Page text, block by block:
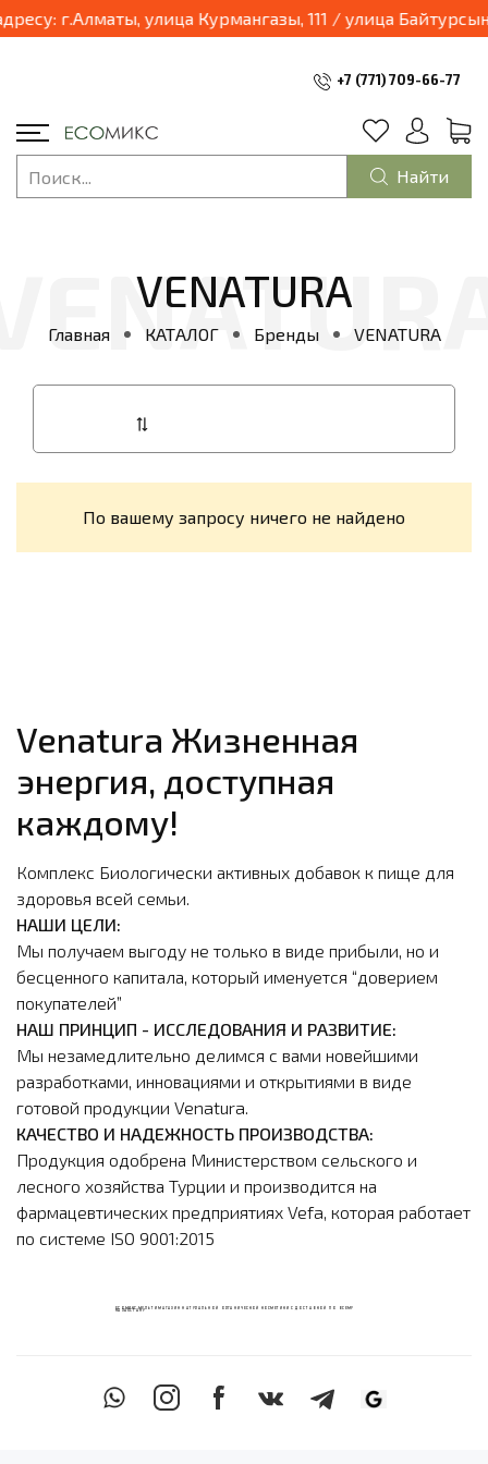
03.04.2025 наш магазин переходит в формат шоурум и будет находиться по
+7 (771) 709-66-77
Найти
VENATURA
Главная КАТАЛОГ Бренды VENATURA
По вашему запросу ничего не найдено
Venatura Жизненная
энергия, доступная
каждому!
Комплекс Биологически активных добавок к пище для
здоровья всей семьи.
НАШИ ЦЕЛИ:
Мы получаем выгоду не только в виде прибыли, но и
бесценного капитала, который именуется “доверием
покупателей”
НАШ ПРИНЦИП - ИССЛЕДОВАНИЯ И РАЗВИТИЕ:
Мы незамедлительно делимся с вами новейшими
разработками, инновациями и открытиями в виде
готовой продукции Venatura.
КАЧЕСТВО И НАДЕЖНОСТЬ ПРОИЗВОДСТВА:
Продукция одобрена Министерством сельского и
лесного хозяйства Турции и производится на
фармацевтических предприятиях Vefa, которая работает
по системе ISO 9001:2015
ECOМИКС МУЛЬТИМАГАЗИН НАТУРАЛЬНОЙ ОРГАНИЧЕСКОЙ КОСМЕТИКИ С ДОСТАВКОЙ ПО ВСЕМУ
КАЗАХСТАНУ